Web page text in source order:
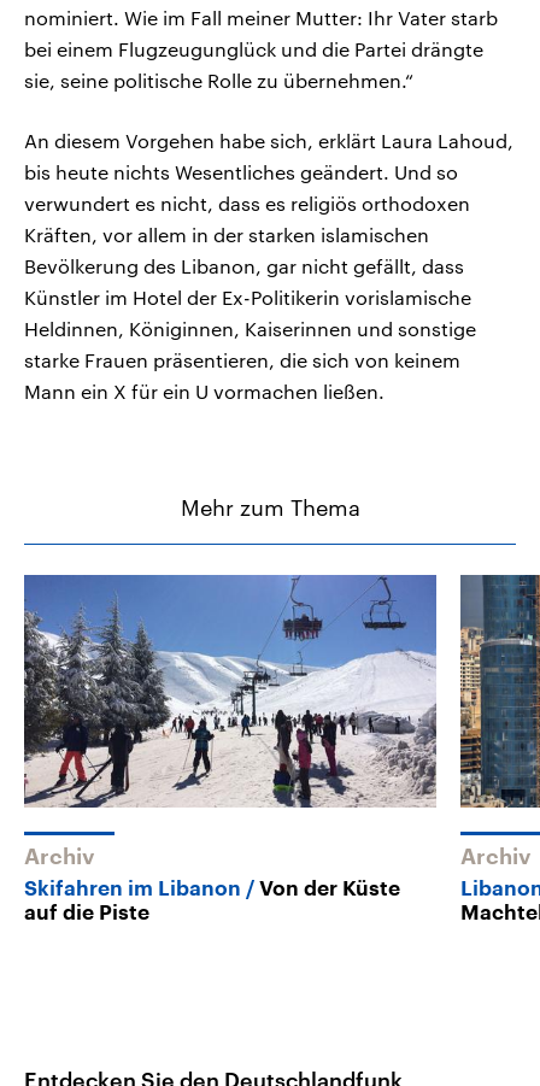
nominiert. Wie im Fall meiner Mutter: Ihr Vater starb
bei einem Flugzeugunglück und die Partei drängte
sie, seine politische Rolle zu übernehmen.“
An diesem Vorgehen habe sich, erklärt Laura Lahoud,
bis heute nichts Wesentliches geändert. Und so
verwundert es nicht, dass es religiös orthodoxen
Kräften, vor allem in der starken islamischen
Bevölkerung des Libanon, gar nicht gefällt, dass
Künstler im Hotel der Ex-Politikerin vorislamische
Heldinnen, Königinnen, Kaiserinnen und sonstige
starke Frauen präsentieren, die sich von keinem
Mann ein X für ein U vormachen ließen.
Mehr zum Thema
Archiv
Skifahren im Libanon
Von der Küste
auf die Piste
Archiv
Entdecken Sie den Deutschlandfunk